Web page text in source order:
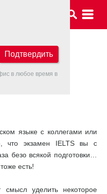
языке с коллегами или
что экзамен IELTS вы с
безо всякой подготовки…
есть!
уделить некоторое
Подтвердить
в любое время в